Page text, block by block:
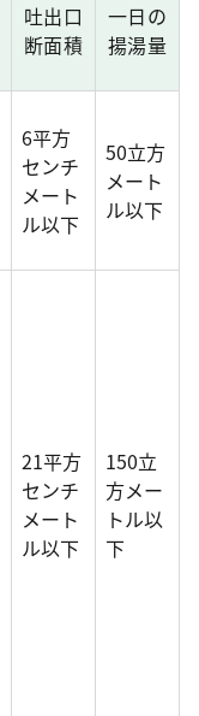
吐出口
断面積
一日の
揚湯量
6平方
センチ
メート
ル以下
50立方
メート
ル以下
21平方
センチ
メート
ル以下
150立
方メー
トル以
下